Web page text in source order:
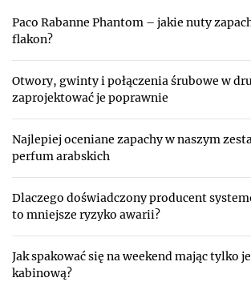
Paco Rabanne Phantom – jakie nuty
flakon?
Otwory, gwinty i połączenia śrubowe w
zaprojektować je poprawnie
Najlepiej oceniane zapachy w naszym
perfum arabskich
Dlaczego doświadczony producent
to mniejsze ryzyko awarii?
Jak spakować się na weekend mając tylko
kabinową?